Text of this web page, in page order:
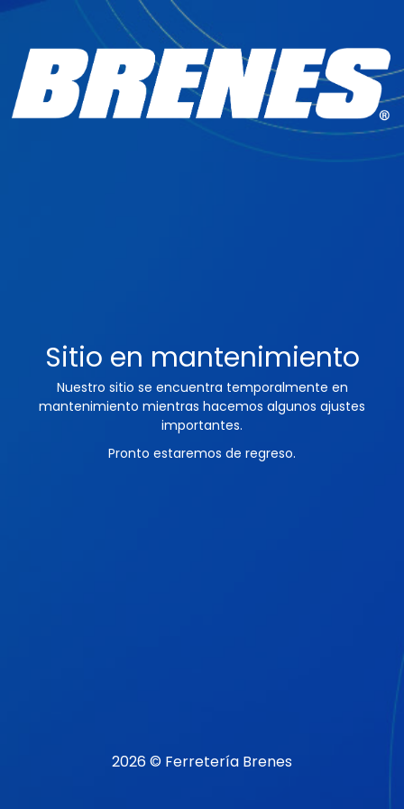
Sitio en mantenimiento
Nuestro sitio se encuentra temporalmente en
mantenimiento mientras hacemos algunos ajustes
importantes.
Pronto estaremos de regreso.
2026 © Ferretería Brenes